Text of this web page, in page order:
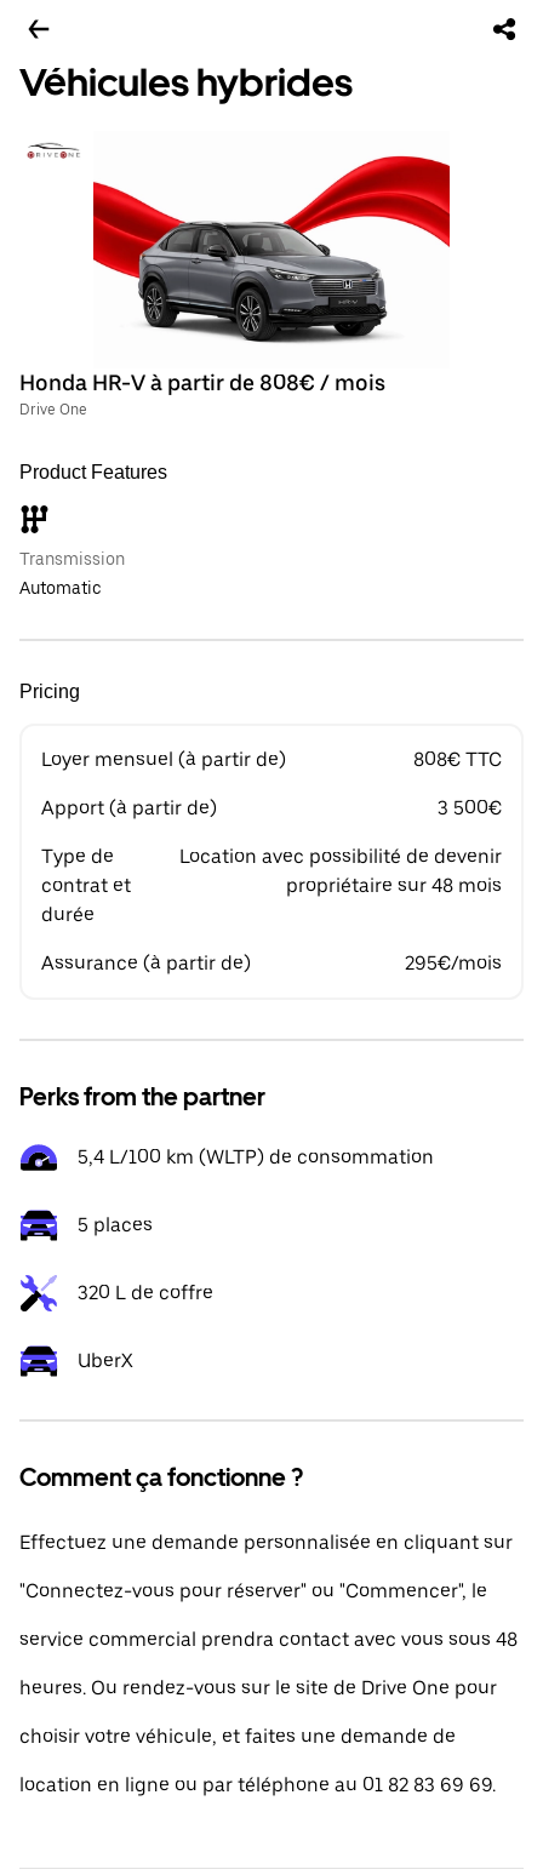
Véhicules hybrides
Honda HR-V à partir de 808€ / mois
Drive One
Product Features
Transmission
Automatic
Pricing
Loyer mensuel (à partir de) 808€ TTC
Apport (à partir de) 3 500€
Type de
contrat et
durée
Location avec possibilité de devenir
propriétaire sur 48 mois
Assurance (à partir de) 295€/mois
Perks from the partner
5,4 L/100 km (WLTP) de consommation
5 places
320 L de coffre
UberX
Comment ça fonctionne ?
Effectuez une demande personnalisée en cliquant sur
"Connectez-vous pour réserver" ou "Commencer", le
service commercial prendra contact avec vous sous 48
heures. Ou rendez-vous sur le site de Drive One pour
choisir votre véhicule, et faites une demande de
location en ligne ou par téléphone au 01 82 83 69 69.